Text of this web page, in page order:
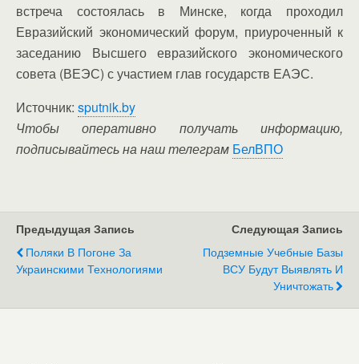
встреча состоялась в Минске, когда проходил
Евразийский экономический форум, приуроченный к
заседанию Высшего евразийского экономического
совета (ВЕЭС) с участием глав государств ЕАЭС.
Источник: sputnik.by
Чтобы оперативно получать информацию,
подписывайтесь на наш телеграм БелВПО
Предыдущая Запись
Поляки В Погоне За
Украинскими Технологиями
Следующая Запись
Подземные Учебные Базы
ВСУ Будут Выявлять И
Уничтожать